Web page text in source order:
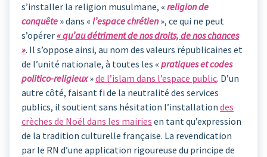
s’installer la religion musulmane, « religion de
conquête » dans « l’espace chrétien», ce qui ne peut
s’opérer« qu’au détriment de nos droits, de nos chances
». Il s’oppose ainsi, au nom des valeurs républicaines et
de l’unité nationale, à toutes les « pratiques et codes
politico-religieux»de l’islam dans l’espace public. D’un
autre côté, faisant fi de la neutralité des services
publics, il soutient sans hésitation l’installation des
crèches de Noël dans les mairies en tant qu’expression
de la tradition culturelle française. La revendication
par le RN d’une application rigoureuse du principe de